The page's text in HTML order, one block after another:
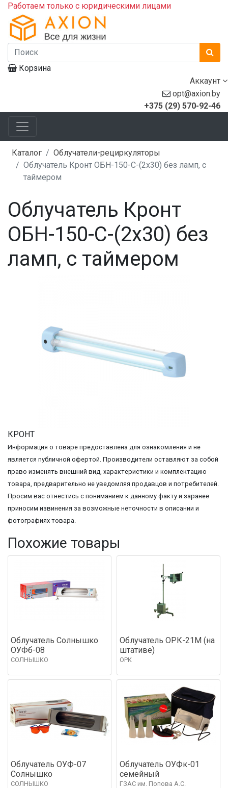
Работаем только с юридическими лицами
Корзина
Аккаунт
opt@axion.by
+375 (29) 570-92-46
Каталог
Облучатели-рециркуляторы
Облучатель Кронт ОБН-150-C-(2x30) без ламп, с
таймером
Облучатель Кронт
ОБН-150-C-(2x30) без
ламп, с таймером
КРОНТ
Информация о товаре предоставлена для ознакомления и не
является публичной офертой. Производители оставляют за собой
право изменять внешний вид, характеристики и комплектацию
товара, предварительно не уведомляя продавцов и потребителей.
Просим вас отнестись с пониманием к данному факту и заранее
приносим извинения за возможные неточности в описании и
фотографиях товара.
Похожие товары
Облучатель Солнышко
ОУФб-08
СОЛНЫШКО
Облучатель ОРК-21М (на
штативе)
ОРК
Облучатель ОУФ-07
Солнышко
СОЛНЫШКО
Облучатель ОУФк-01
семейный
ГЗАС им. Попова А.С.